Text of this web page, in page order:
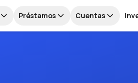
Préstamos Cuentas